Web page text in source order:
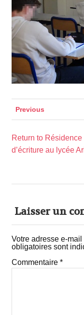
Previous
Return to
d’écriture au lycée
Laisser un
Votre adresse e-
obligatoires sont
Commentaire *